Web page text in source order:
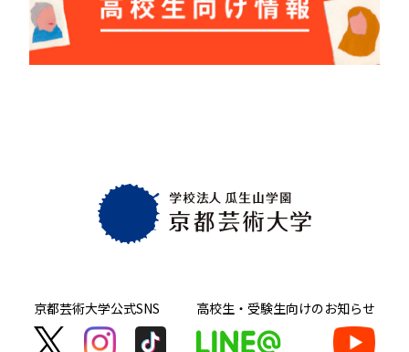
京都芸術大学公式SNS 高校生・受験生向けのお知らせ